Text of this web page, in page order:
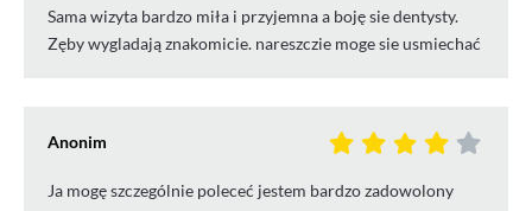
Sama wizyta bardzo miła i przyjemna a boję sie dentysty.
Zęby wygladają znakomicie. nareszczie moge sie usmiechać
Anonim
Ja mogę szczególnie poleceć jestem bardzo zadowolony